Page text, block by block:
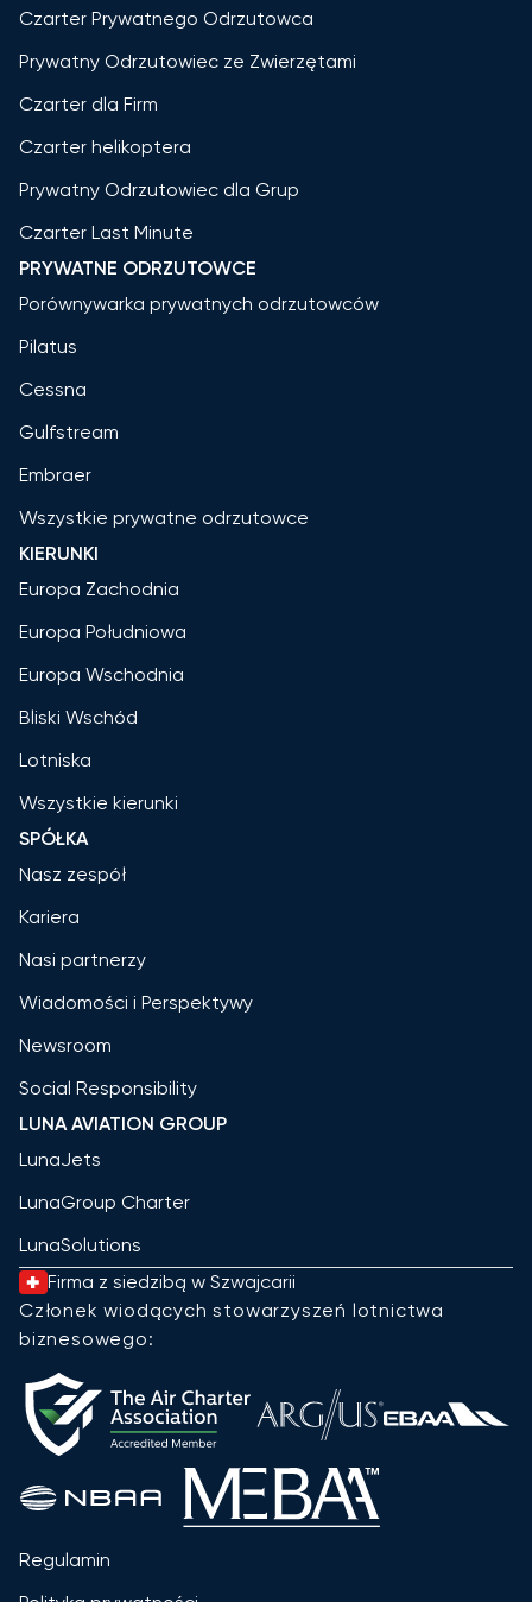
Czarter Prywatnego Odrzutowca
Prywatny Odrzutowiec ze Zwierzętami
Czarter dla Firm
Czarter helikoptera
Prywatny Odrzutowiec dla Grup
Czarter Last Minute
PRYWATNE ODRZUTOWCE
Porównywarka prywatnych odrzutowców
Pilatus
Cessna
Gulfstream
Embraer
Wszystkie prywatne odrzutowce
KIERUNKI
Europa Zachodnia
Europa Południowa
Europa Wschodnia
Bliski Wschód
Lotniska
Wszystkie kierunki
SPÓŁKA
Nasz zespół
Kariera
Nasi partnerzy
Wiadomości i Perspektywy
Newsroom
Social Responsibility
LUNA AVIATION GROUP
LunaJets
LunaGroup Charter
LunaSolutions
Firma z siedzibą w Szwajcarii
Członek wiodących stowarzyszeń lotnictwa
biznesowego:
Regulamin